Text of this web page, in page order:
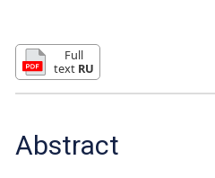
Full
text RU
Abstract